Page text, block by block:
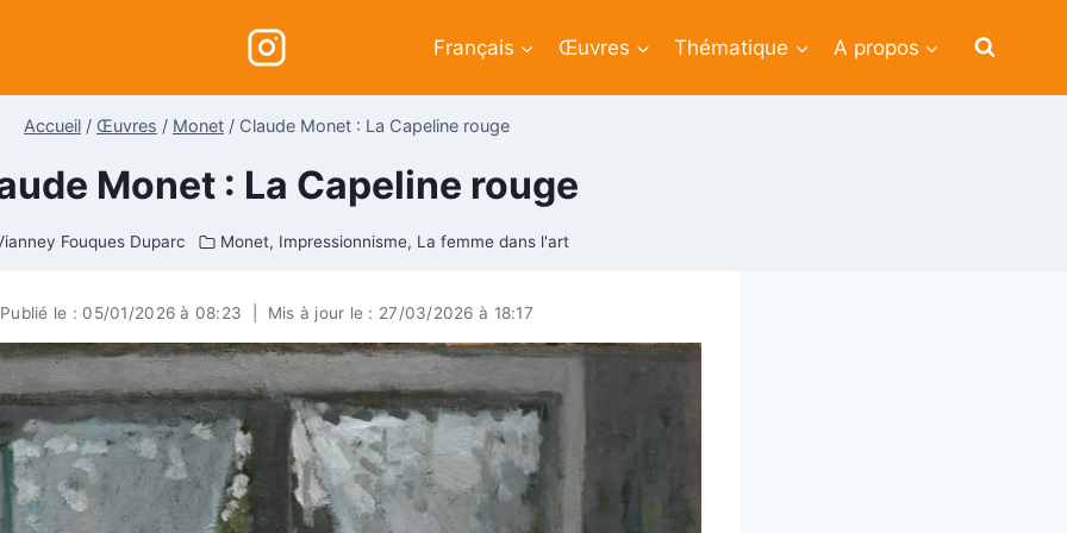
Français Œuvres Thématique A propos
Accueil / Œuvres / Monet / Claude Monet : La Capeline rouge
Monet : La Capeline rouge
Fouques Duparc Monet, Impressionnisme, La femme dans l'art
Publié le : 05/01/2026 à 08:23 Mis à jour le : 27/03/2026 à 18:17